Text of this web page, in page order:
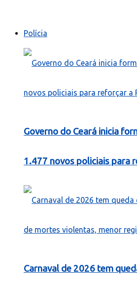
Polícia
Governo do Ceará inicia
1.477 novos policiais para
Carnaval de 2026 tem